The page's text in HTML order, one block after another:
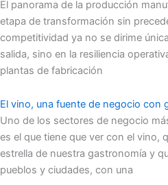
El panorama de la producción
etapa de transformación sin
competitividad ya no se dirime
salida, sino en la resiliencia
plantas de fabricación
El vino, una fuente de negocio con
Uno de los sectores de negocio
es el que tiene que ver con el vino,
estrella de nuestra gastronomía y
pueblos y ciudades, con una